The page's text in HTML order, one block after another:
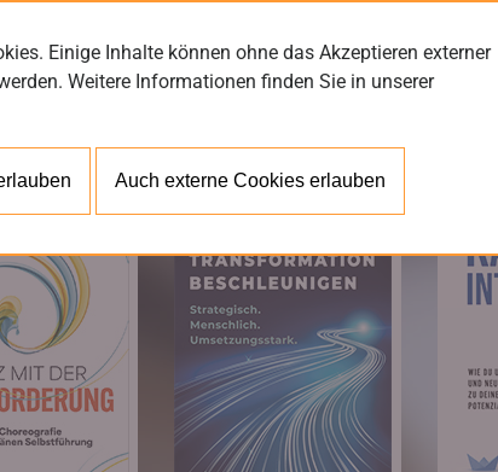
Einige Inhalte können ohne das Akzeptieren externer
Weitere Informationen finden Sie in unserer
Auch externe Cookies erlauben